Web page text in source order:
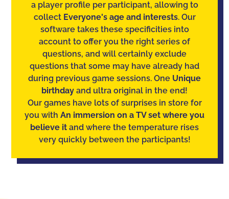
a player profile per participant, allowing to
collect Everyone's age and interests. Our
software takes these specificities into
account to offer you the right series of
questions, and will certainly exclude
questions that some may have already had
during previous game sessions. One Unique
birthday and ultra original in the end!
Our games have lots of surprises in store for
you with An immersion on a TV set where you
believe it and where the temperature rises
very quickly between the participants!